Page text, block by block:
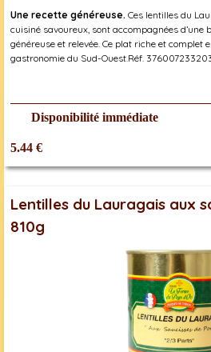
Une recette généreuse. Ces lentilles du
cuisiné savoureux, sont accompagnées d’une
généreuse et relevée. Ce plat riche et complet
gastronomie du Sud-Ouest.Réf.
Disponibilité immédiate
5.44 €
Lentilles du Lauragais aux
810g